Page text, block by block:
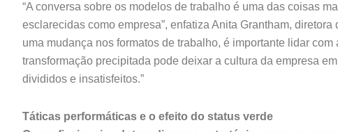
“A conversa sobre os modelos de trabalho é uma das coisas
esclarecidas como empresa”, enfatiza Anita Grantham,
uma mudança nos formatos de trabalho, é importante lidar
transformação precipitada pode deixar a cultura da empresa
divididos e insatisfeitos.”
Táticas performáticas e o efeito do status verde